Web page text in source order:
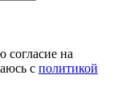
на
c политикой